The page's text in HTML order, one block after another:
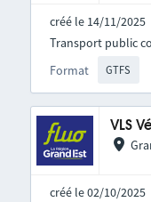
créé le 14/11/2025
Format GTFS
Transport public
VLS
créé le 02/10/2025